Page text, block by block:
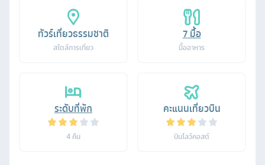
ทัวร์เที่ยวธรรมชาติ
สไตล์การเที่ยว
7มื้อ
มื้ออาหาร
ระดับที่พัก
4 คืน
คะแนนเที่ยวบิน
บินโลว์คอสต์